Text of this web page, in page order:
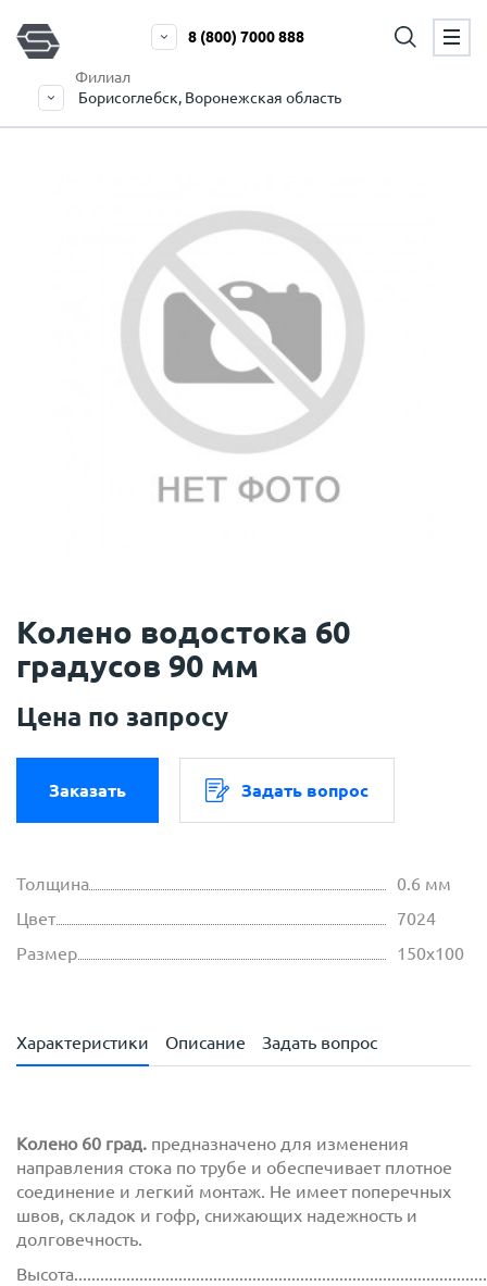
Филиал
Борисоглебск, Воронежская область
8 (800) 7000 888
Колено водостока 60
градусов 90 мм
Цена по запросу
Заказать Задать вопрос
Толщина
0.6 мм
Цвет
7024
Размер
150х100
Характеристики Описание Задать вопрос
Колено 60 град. предназначено для изменения
направления стока по трубе и обеспечивает плотное
соединение и легкий монтаж. Не имеет поперечных
швов, складок и гофр, снижающих надежность и
долговечность.